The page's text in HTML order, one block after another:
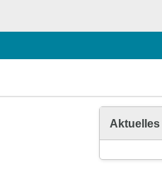
Aktuelles